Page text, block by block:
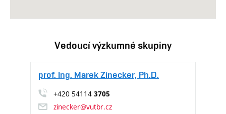
Vedoucí výzkumné skupiny
prof. Ing. Marek Zinecker, Ph.D.
+420 54114 3705
zinecker@vutbr.cz